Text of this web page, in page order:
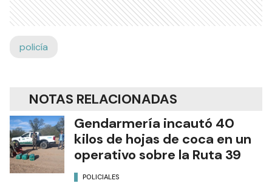
policía
NOTAS RELACIONADAS
Gendarmería incautó 40
kilos de hojas de coca en un
operativo sobre la Ruta 39
POLICIALES